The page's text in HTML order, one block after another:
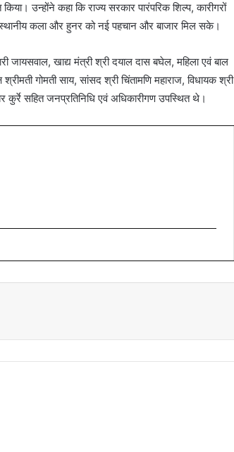
उन्होंने कहा कि राज्य सरकार पारंपरिक शिल्प, कारीगरों
कला और हुनर को नई पहचान और बाजार मिल सके।
जायसवाल, खाद्य मंत्री श्री दयाल दास बघेल, महिला एवं बाल
गोमती साय, सांसद श्री चिंतामणि महाराज, विधायक श्री
कुर्रे सहित जनप्रतिनिधि एवं अधिकारीगण उपस्थित थे।